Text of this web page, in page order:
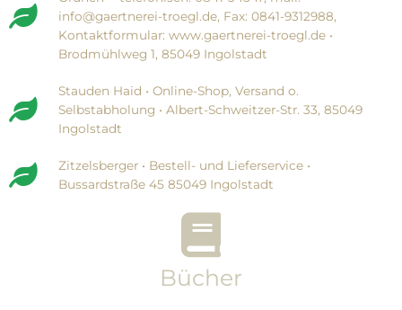
info@gaertnerei-troegl.de, Fax: 0841-9312988,
Kontaktformular: www.gaertnerei-troegl.de •
Brodmühlweg 1, 85049 Ingolstadt
Stauden Haid • Online-Shop, Versand o.
Selbstabholung • Albert-Schweitzer-Str. 33, 85049
Ingolstadt
Zitzelsberger • Bestell- und Lieferservice •
Bussardstraße 45 85049 Ingolstadt
Bücher